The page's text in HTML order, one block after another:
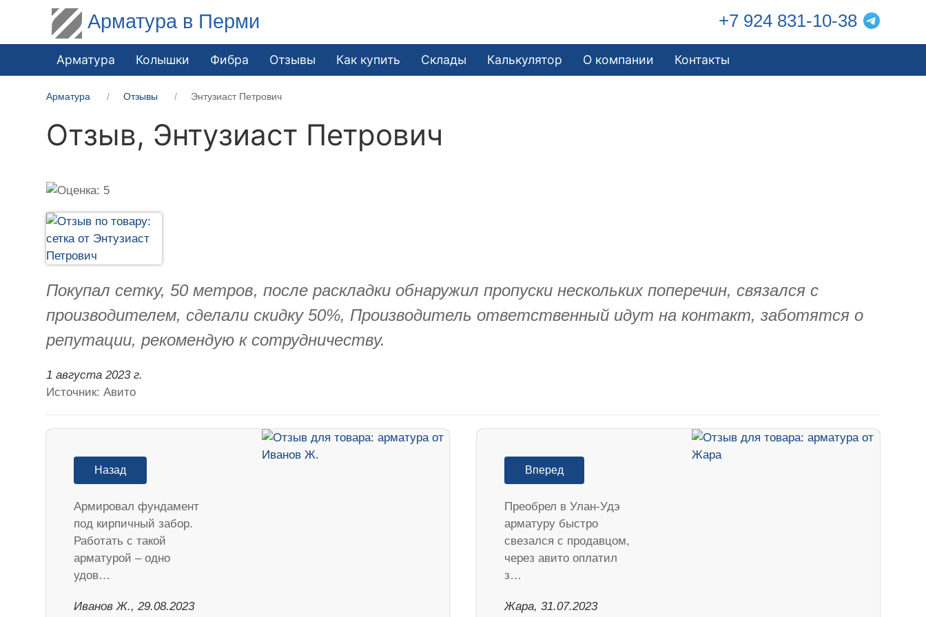
Арматура в Перми +7 924 831-10-38
Арматура Колышки Фибра Отзывы Как купить Склады Калькулятор О компании Контакты
Арматура Отзывы Энтузиаст Петрович
Отзыв, Энтузиаст Петрович
Покупал сетку, 50 метров, после раскладки обнаружил пропуски нескольких поперечин, связался с
производителем, сделали скидку 50%, Производитель ответственный идут на контакт, заботятся о
репутации, рекомендую к сотрудничеству.
1 августа 2023 г.
Источник: Авито
Назад
Армировал фундамент
под кирпичный забор.
Работать с такой
арматурой – одно
удов…
Иванов Ж., 29.08.2023
Вперед
Преобрел в Улан-Удэ
арматуру быстро
свезался с продавцом,
через авито оплатил
з…
Жара, 31.07.2023